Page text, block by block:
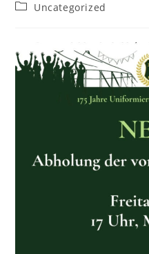
Uncategorized